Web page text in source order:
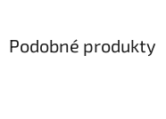
Podobné produkty